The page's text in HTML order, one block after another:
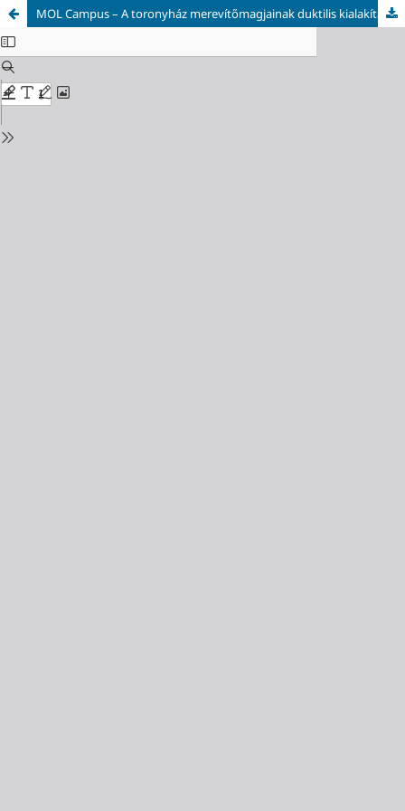
MOL Campus – A toronyház merevítőmagjainak duktilis kialakítása, a modellezés és méretezés menetének ismertetése